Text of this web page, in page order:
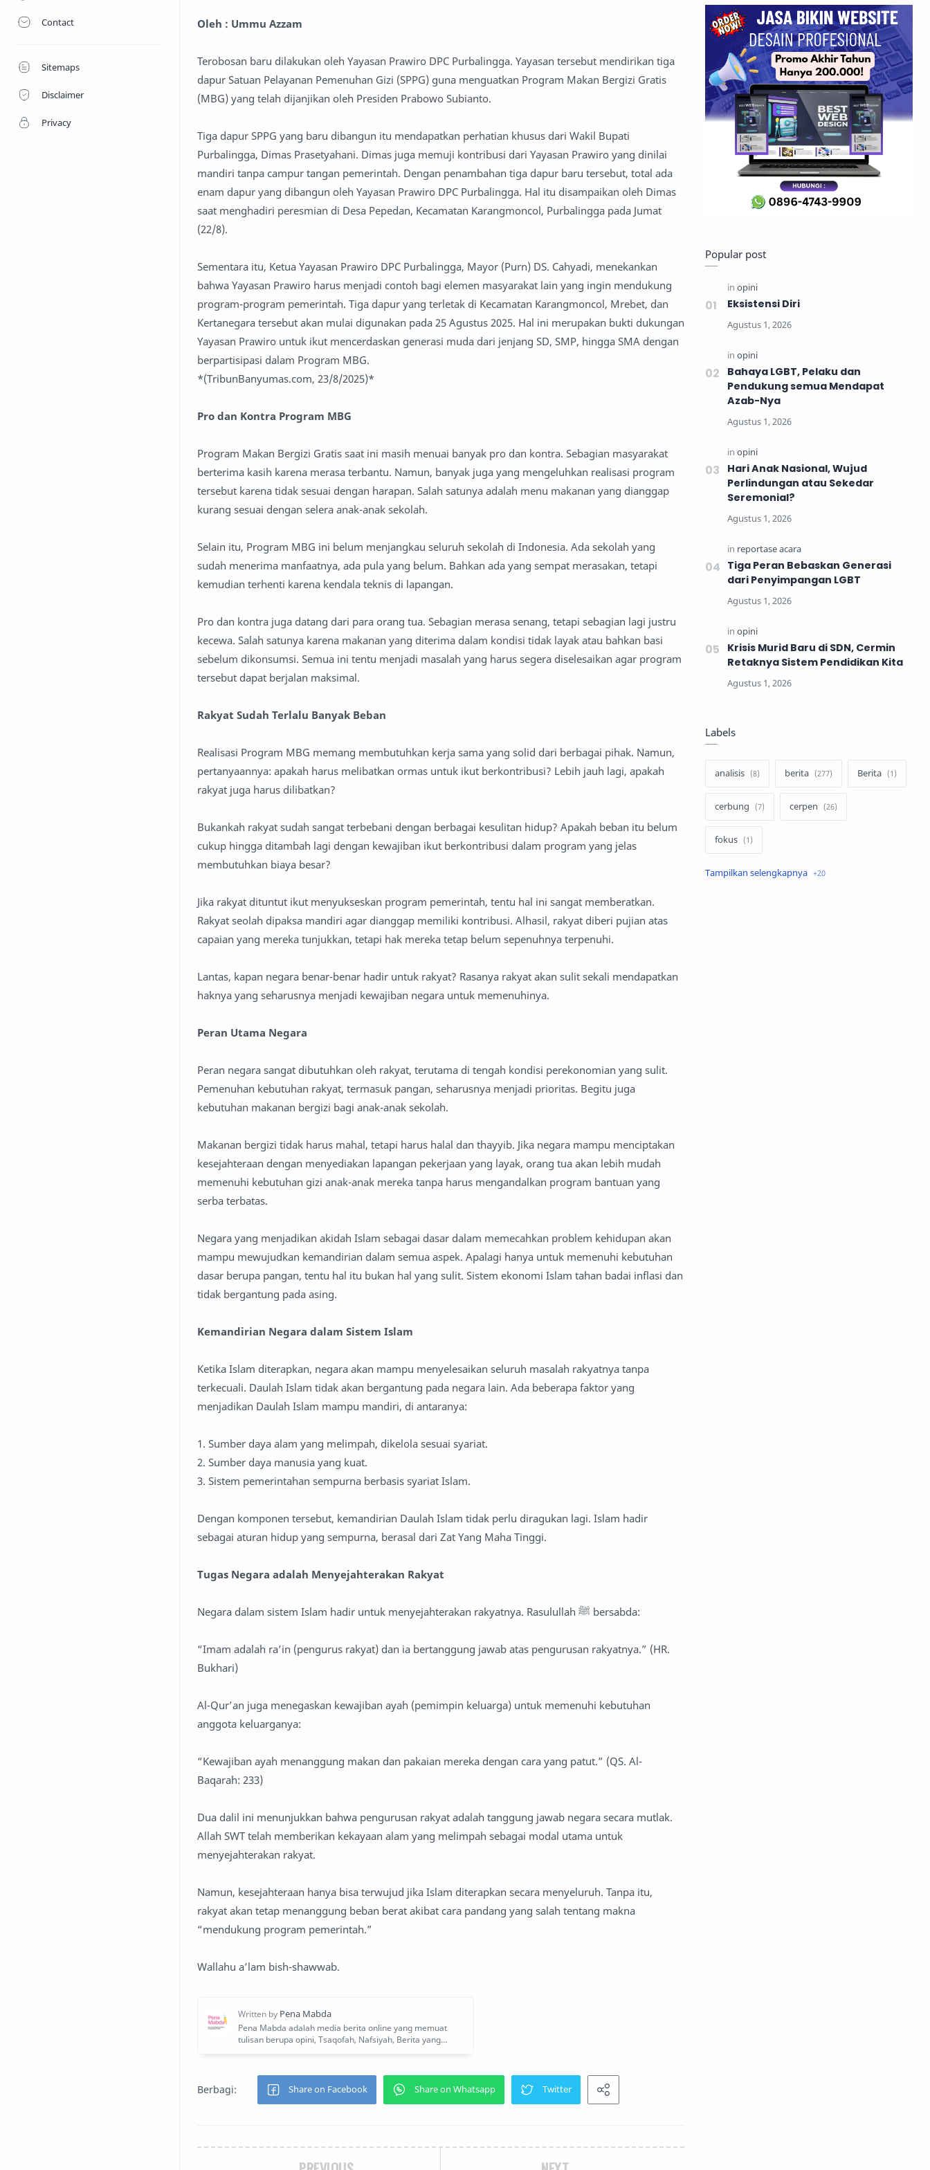
Contact
Sitemaps
Disclaimer
Privacy
Oleh : Ummu Azzam
Terobosan baru dilakukan oleh Yayasan Prawiro DPC Purbalingga. Yayasan tersebut mendirikan tiga
dapur Satuan Pelayanan Pemenuhan Gizi (SPPG) guna menguatkan Program Makan Bergizi Gratis
(MBG) yang telah dijanjikan oleh Presiden Prabowo Subianto.
Tiga dapur SPPG yang baru dibangun itu mendapatkan perhatian khusus dari Wakil Bupati
Purbalingga, Dimas Prasetyahani. Dimas juga memuji kontribusi dari Yayasan Prawiro yang dinilai
mandiri tanpa campur tangan pemerintah. Dengan penambahan tiga dapur baru tersebut, total ada
enam dapur yang dibangun oleh Yayasan Prawiro DPC Purbalingga. Hal itu disampaikan oleh Dimas
saat menghadiri peresmian di Desa Pepedan, Kecamatan Karangmoncol, Purbalingga pada Jumat
(22/8).
Sementara itu, Ketua Yayasan Prawiro DPC Purbalingga, Mayor (Purn) DS. Cahyadi, menekankan
bahwa Yayasan Prawiro harus menjadi contoh bagi elemen masyarakat lain yang ingin mendukung
program-program pemerintah. Tiga dapur yang terletak di Kecamatan Karangmoncol, Mrebet, dan
Kertanegara tersebut akan mulai digunakan pada 25 Agustus 2025. Hal ini merupakan bukti dukungan
Yayasan Prawiro untuk ikut mencerdaskan generasi muda dari jenjang SD, SMP, hingga SMA dengan
berpartisipasi dalam Program MBG.
*(TribunBanyumas.com, 23/8/2025)*
Pro dan Kontra Program MBG
Program Makan Bergizi Gratis saat ini masih menuai banyak pro dan kontra. Sebagian masyarakat
berterima kasih karena merasa terbantu. Namun, banyak juga yang mengeluhkan realisasi program
tersebut karena tidak sesuai dengan harapan. Salah satunya adalah menu makanan yang dianggap
kurang sesuai dengan selera anak-anak sekolah.
Selain itu, Program MBG ini belum menjangkau seluruh sekolah di Indonesia. Ada sekolah yang
sudah menerima manfaatnya, ada pula yang belum. Bahkan ada yang sempat merasakan, tetapi
kemudian terhenti karena kendala teknis di lapangan.
Pro dan kontra juga datang dari para orang tua. Sebagian merasa senang, tetapi sebagian lagi justru
kecewa. Salah satunya karena makanan yang diterima dalam kondisi tidak layak atau bahkan basi
sebelum dikonsumsi. Semua ini tentu menjadi masalah yang harus segera diselesaikan agar program
tersebut dapat berjalan maksimal.
Rakyat Sudah Terlalu Banyak Beban
Realisasi Program MBG memang membutuhkan kerja sama yang solid dari berbagai pihak. Namun,
pertanyaannya: apakah harus melibatkan ormas untuk ikut berkontribusi? Lebih jauh lagi, apakah
rakyat juga harus dilibatkan?
Bukankah rakyat sudah sangat terbebani dengan berbagai kesulitan hidup? Apakah beban itu belum
cukup hingga ditambah lagi dengan kewajiban ikut berkontribusi dalam program yang jelas
membutuhkan biaya besar?
Jika rakyat dituntut ikut menyukseskan program pemerintah, tentu hal ini sangat memberatkan.
Rakyat seolah dipaksa mandiri agar dianggap memiliki kontribusi. Alhasil, rakyat diberi pujian atas
capaian yang mereka tunjukkan, tetapi hak mereka tetap belum sepenuhnya terpenuhi.
Lantas, kapan negara benar-benar hadir untuk rakyat? Rasanya rakyat akan sulit sekali mendapatkan
haknya yang seharusnya menjadi kewajiban negara untuk memenuhinya.
Peran Utama Negara
Peran negara sangat dibutuhkan oleh rakyat, terutama di tengah kondisi perekonomian yang sulit.
Pemenuhan kebutuhan rakyat, termasuk pangan, seharusnya menjadi prioritas. Begitu juga
kebutuhan makanan bergizi bagi anak-anak sekolah.
Makanan bergizi tidak harus mahal, tetapi harus halal dan thayyib. Jika negara mampu menciptakan
kesejahteraan dengan menyediakan lapangan pekerjaan yang layak, orang tua akan lebih mudah
memenuhi kebutuhan gizi anak-anak mereka tanpa harus mengandalkan program bantuan yang
serba terbatas.
Negara yang menjadikan akidah Islam sebagai dasar dalam memecahkan problem kehidupan akan
mampu mewujudkan kemandirian dalam semua aspek. Apalagi hanya untuk memenuhi kebutuhan
dasar berupa pangan, tentu hal itu bukan hal yang sulit. Sistem ekonomi Islam tahan badai inflasi dan
tidak bergantung pada asing.
Kemandirian Negara dalam Sistem Islam
Ketika Islam diterapkan, negara akan mampu menyelesaikan seluruh masalah rakyatnya tanpa
terkecuali. Daulah Islam tidak akan bergantung pada negara lain. Ada beberapa faktor yang
menjadikan Daulah Islam mampu mandiri, di antaranya:
1. Sumber daya alam yang melimpah, dikelola sesuai syariat.
2. Sumber daya manusia yang kuat.
3. Sistem pemerintahan sempurna berbasis syariat Islam.
Dengan komponen tersebut, kemandirian Daulah Islam tidak perlu diragukan lagi. Islam hadir
sebagai aturan hidup yang sempurna, berasal dari Zat Yang Maha Tinggi.
Tugas Negara adalah Menyejahterakan Rakyat
Negara dalam sistem Islam hadir untuk menyejahterakan rakyatnya. Rasulullah ﷺ bersabda:
“Imam adalah ra’in (pengurus rakyat) dan ia bertanggung jawab atas pengurusan rakyatnya.” (HR.
Bukhari)
Al-Qur’an juga menegaskan kewajiban ayah (pemimpin keluarga) untuk memenuhi kebutuhan
anggota keluarganya:
“Kewajiban ayah menanggung makan dan pakaian mereka dengan cara yang patut.” (QS. Al-
Baqarah: 233)
Dua dalil ini menunjukkan bahwa pengurusan rakyat adalah tanggung jawab negara secara mutlak.
Allah SWT telah memberikan kekayaan alam yang melimpah sebagai modal utama untuk
menyejahterakan rakyat.
Namun, kesejahteraan hanya bisa terwujud jika Islam diterapkan secara menyeluruh. Tanpa itu,
rakyat akan tetap menanggung beban berat akibat cara pandang yang salah tentang makna
“mendukung program pemerintah.”
Wallahu a’lam bish-shawwab.
Popular post
Eksistensi Diri
Bahaya LGBT, Pelaku dan
Pendukung semua Mendapat
Azab-Nya
Hari Anak Nasional, Wujud
Perlindungan atau Sekedar
Seremonial?
Tiga Peran Bebaskan Generasi
dari Penyimpangan LGBT
Krisis Murid Baru di SDN, Cermin
Retaknya Sistem Pendidikan Kita
Labels
analisis berita Berita
cerbung cerpen
fokus
hukum internasional